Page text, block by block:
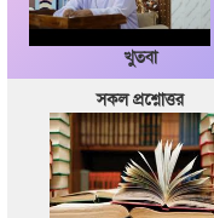
খুতবা
সকল প্রশ্নোত্তর